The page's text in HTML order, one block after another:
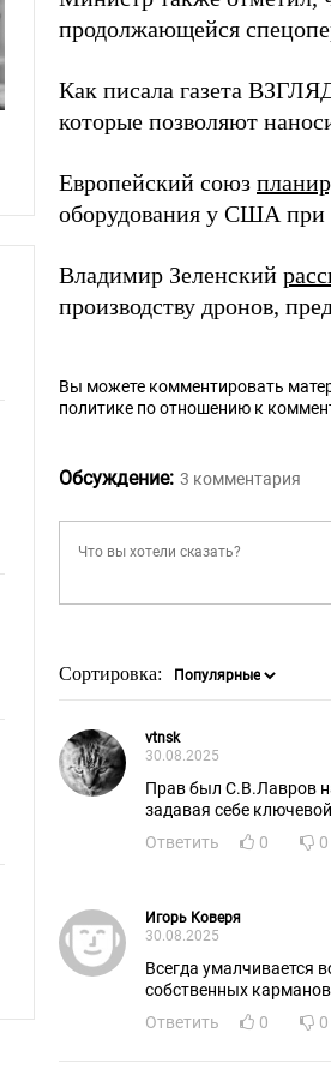
продолжающейся
Как писала газета
которые позволяют
Европейский союз
оборудования у США при
Владимир Зеленский
производству дронов,
Вы можете комментировать
политике по отношению к
Обсуждение: 3 комментария
Сортировка:
vtnsk
30.08.2025
Прав был С.В.Лавров
задавая себе
Ответить
0 0
Игорь Коверя
30.08.2025
Всегда умалчивается
собственных
Ответить
0 0